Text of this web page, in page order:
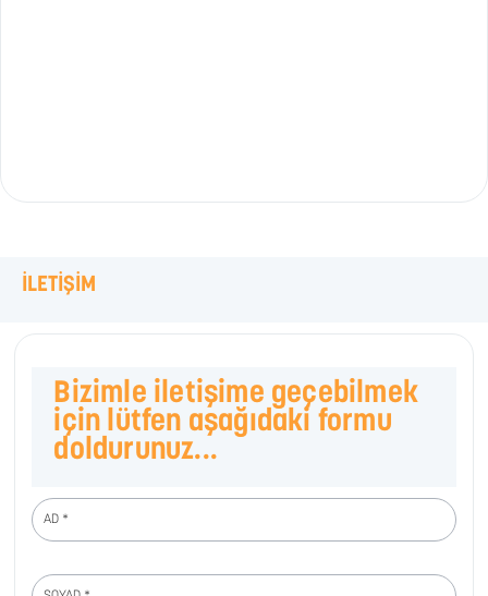
İLETİŞİM
Bizimle iletişime geçebilmek
için lütfen aşağıdaki formu
doldurunuz...